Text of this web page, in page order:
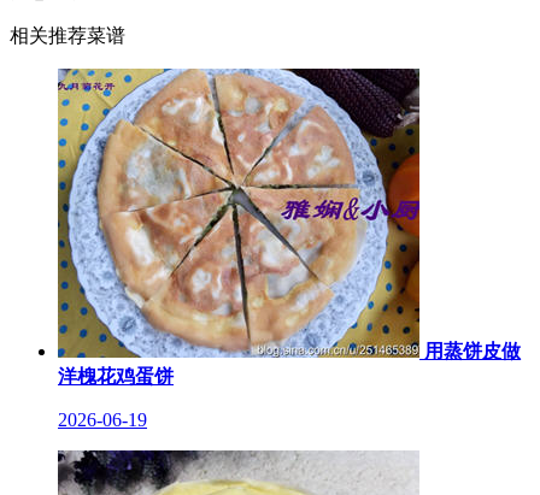
相关推荐菜谱
用蒸饼皮做
洋槐花鸡蛋饼
2026-06-19